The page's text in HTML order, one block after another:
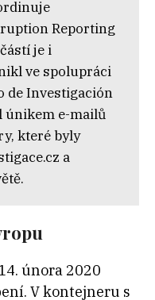
Reporting
je i
ve spolupráci
de Investigación
únikem e-mailů
které byly
a
února 2020
V kontejneru s